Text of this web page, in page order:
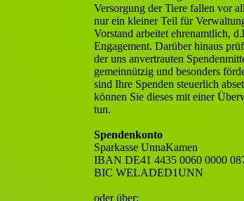
Versorgung der Tiere fallen vor
nur ein kleiner Teil für
Vorstand arbeitet ehrenamtlich,
Engagement. Darüber hinaus
der uns anvertrauten
gemeinnützig und besonders
sind Ihre Spenden steuerlich
können Sie dieses mit einer
tun.
Spendenkonto
Sparkasse UnnaKamen
IBAN DE41 4435 0060 0000
BIC WELADED1UNN
oder über: